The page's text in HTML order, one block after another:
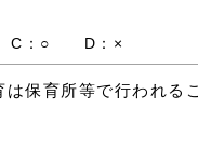
C：○ D：×
保育所等で行われる